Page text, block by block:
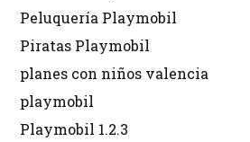
Peluquería Playmobil
Piratas Playmobil
planes con niños valencia
playmobil
Playmobil 1.2.3